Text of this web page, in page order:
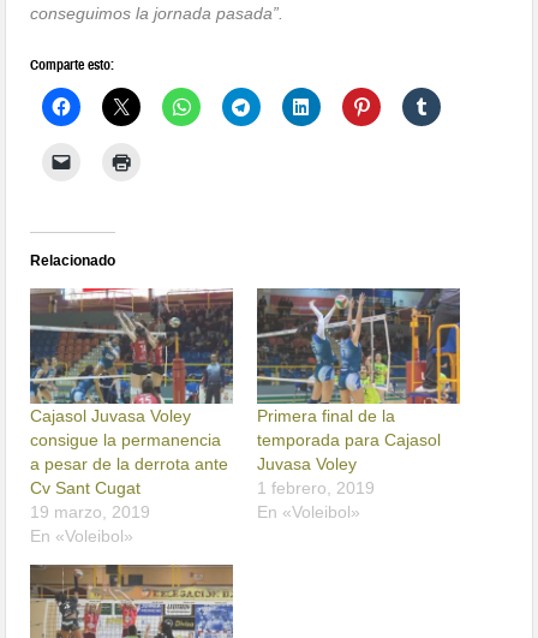
conseguimos la jornada pasada”.
Comparte esto:
Relacionado
Cajasol Juvasa Voley
consigue la permanencia
a pesar de la derrota ante
Cv Sant Cugat
19 marzo, 2019
En «Voleibol»
Primera final de la
temporada para Cajasol
Juvasa Voley
1 febrero, 2019
En «Voleibol»